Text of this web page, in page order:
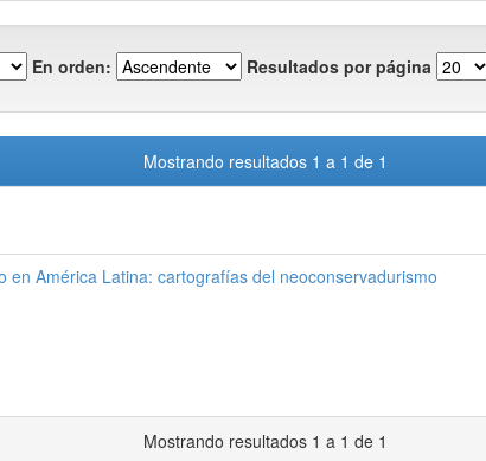
En orden: Resultados por página
Mostrando resultados 1 a 1 de 1
en América Latina: cartografías del neoconservadurismo
Mostrando resultados 1 a 1 de 1